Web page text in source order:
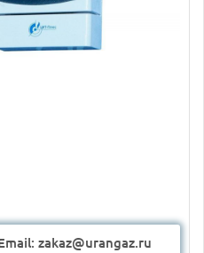
zakaz@urangaz.ru